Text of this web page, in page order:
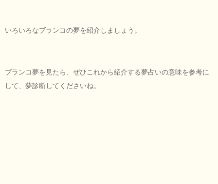
いろいろなブランコの夢を紹介しましょう。
ブランコ夢を見たら、ぜひこれから紹介する夢占いの意味を参考に
して、夢診断してくださいね。